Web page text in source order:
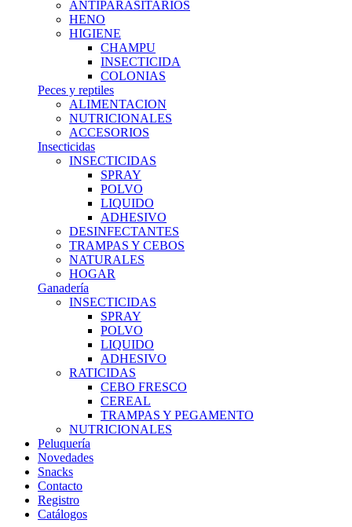
ANTIPARASITARIOS
HENO
HIGIENE
CHAMPU
INSECTICIDA
COLONIAS
Peces y reptiles
ALIMENTACION
NUTRICIONALES
ACCESORIOS
Insecticidas
INSECTICIDAS
SPRAY
POLVO
LIQUIDO
ADHESIVO
DESINFECTANTES
TRAMPAS Y CEBOS
NATURALES
HOGAR
Ganadería
INSECTICIDAS
SPRAY
POLVO
LIQUIDO
ADHESIVO
RATICIDAS
CEBO FRESCO
CEREAL
TRAMPAS Y PEGAMENTO
NUTRICIONALES
Peluquería
Novedades
Snacks
Contacto
Registro
Catálogos